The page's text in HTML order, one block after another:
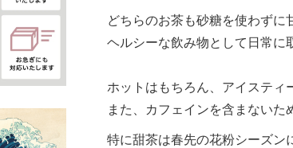
どちらのお茶も砂糖を使わずに
ヘルシーな飲み物として日常に
ホットはもちろん、アイスティ
また、カフェインを含まないた
特に甜茶は春先の花粉シーズン